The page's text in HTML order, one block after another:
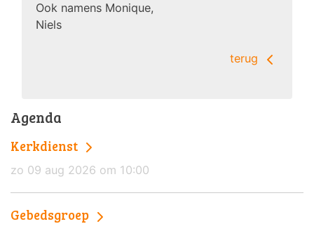
Ook namens Monique,
Niels
terug
Agenda
Kerkdienst
zo 09 aug 2026 om 10:00
Gebedsgroep